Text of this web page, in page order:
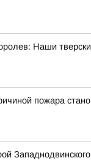
Наши
пожара